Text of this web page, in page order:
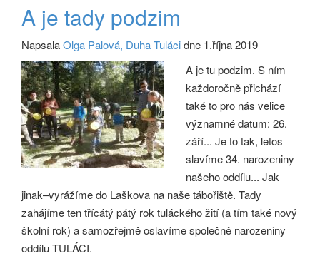
A je tady podzim
NapsalaOlga Palová, Duha Tulácidne 1.října 2019
A je tu podzim. S ním
každoročně přichází
také to pro nás velice
významné datum: 26.
září... Je to tak, letos
slavíme 34. narozeniny
našeho oddílu... Jak
jinak–vyrážíme do Laškova na naše tábořiště. Tady
zahájíme ten třícátý pátý rok tuláckého žití (a tím také nový
školní rok) a samozřejmě oslavíme společně narozeniny
oddílu TULÁCI.